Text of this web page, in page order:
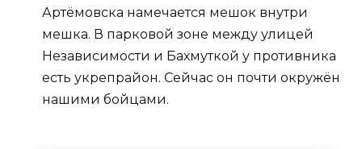
Артёмовска намечается мешок внутри
мешка. В парковой зоне между улицей
Независимости и Бахмуткой у противника
есть укрепрайон. Сейчас он почти окружён
нашими бойцами.